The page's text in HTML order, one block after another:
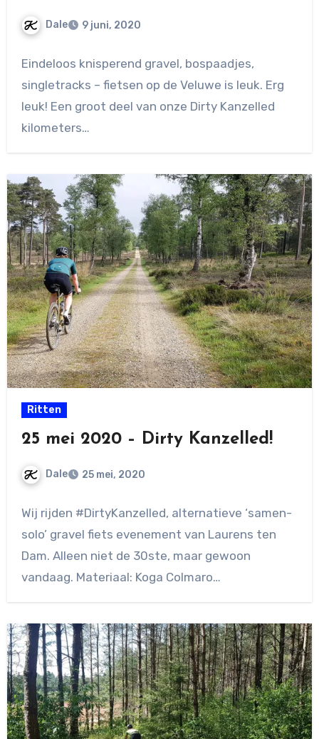
Dale 9 juni, 2020
reacties
Eindeloos knisperend gravel, bospaadjes,
singletracks – fietsen op de Veluwe is leuk. Erg
leuk! Een groot deel van onze Dirty Kanzelled
kilometers…
Ritten
25 mei 2020 – Dirty Kanzelled!
Dale 25 mei, 2020
reacties
Wij rijden #DirtyKanzelled, alternatieve ‘samen-
solo’ gravel fiets evenement van Laurens ten
Dam. Alleen niet de 30ste, maar gewoon
vandaag. Materiaal: Koga Colmaro…